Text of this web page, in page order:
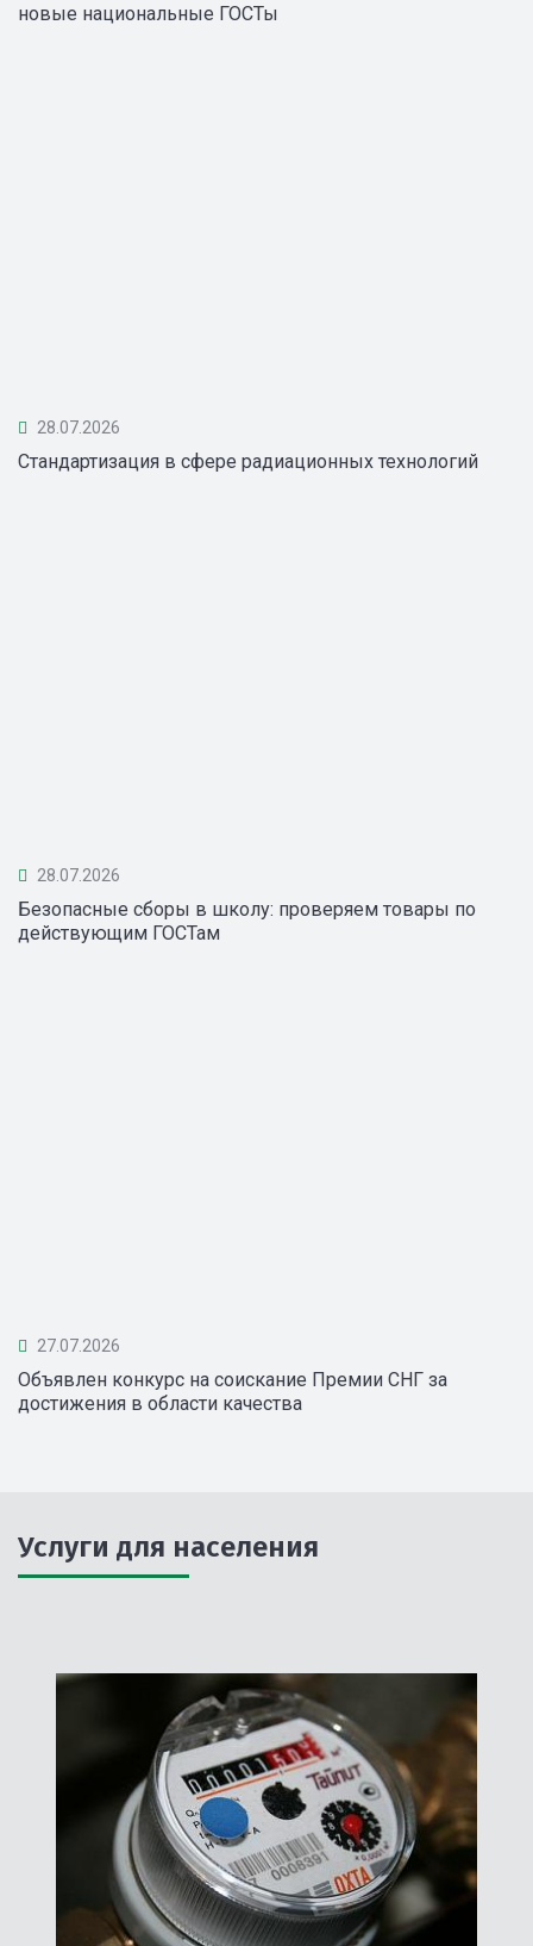
новые национальные ГОСТы
28.07.2026
Стандартизация в сфере радиационных технологий
28.07.2026
Безопасные сборы в школу: проверяем товары по
действующим ГОСТам
27.07.2026
Объявлен конкурс на соискание Премии СНГ за
достижения в области качества
Услуги для населения